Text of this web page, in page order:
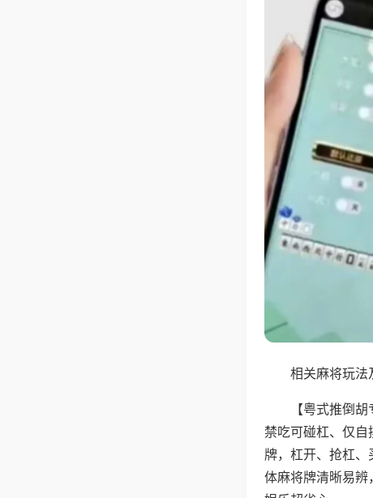
相关麻将玩法
【粤式推倒
禁吃可碰杠、仅
牌，杠开、抢杠
体麻将牌清晰易